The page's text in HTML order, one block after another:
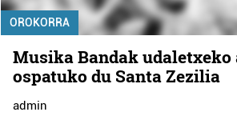
OROKORRA
Musika Bandak udaletxeko
ospatuko du Santa Zezilia
admin